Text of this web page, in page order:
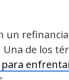
un
de los